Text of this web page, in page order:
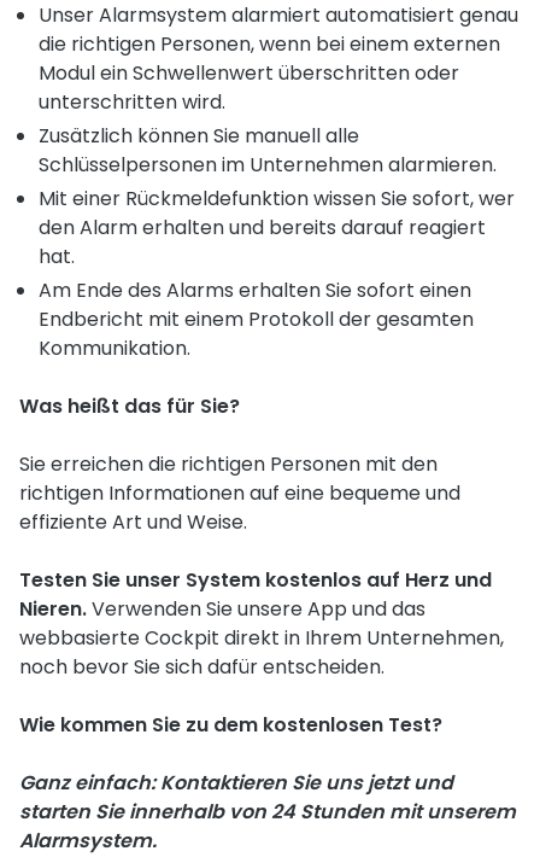
Unser Alarmsystem alarmiert automatisiert genau
die richtigen Personen, wenn bei einem externen
Modul ein Schwellenwert überschritten oder
unterschritten wird.
Zusätzlich können Sie manuell alle
Schlüsselpersonen im Unternehmen alarmieren.
Mit einer Rückmeldefunktion wissen Sie sofort, wer
den Alarm erhalten und bereits darauf reagiert
hat.
Am Ende des Alarms erhalten Sie sofort einen
Endbericht mit einem Protokoll der gesamten
Kommunikation.
Was heißt das für Sie?
Sie erreichen die richtigen Personen mit den
richtigen Informationen auf eine bequeme und
effiziente Art und Weise.
Testen Sie unser System kostenlos auf Herz und
Nieren.Verwenden Sie unsere App und das
webbasierte Cockpit direkt in Ihrem Unternehmen,
noch bevor Sie sich dafür entscheiden.
Wie kommen Sie zu dem kostenlosen Test?
Ganz einfach: Kontaktieren Sie uns jetzt und
starten Sie innerhalb von 24 Stunden mit unserem
Alarmsystem.